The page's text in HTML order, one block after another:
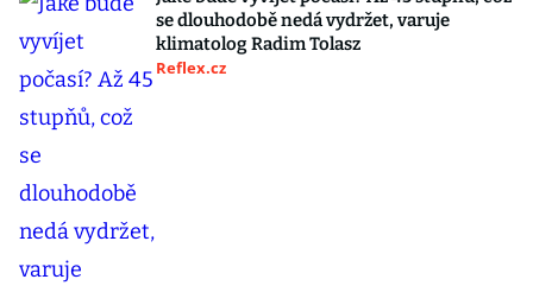
se dlouhodobě nedá vydržet, varuje
klimatolog Radim Tolasz
Reflex.cz